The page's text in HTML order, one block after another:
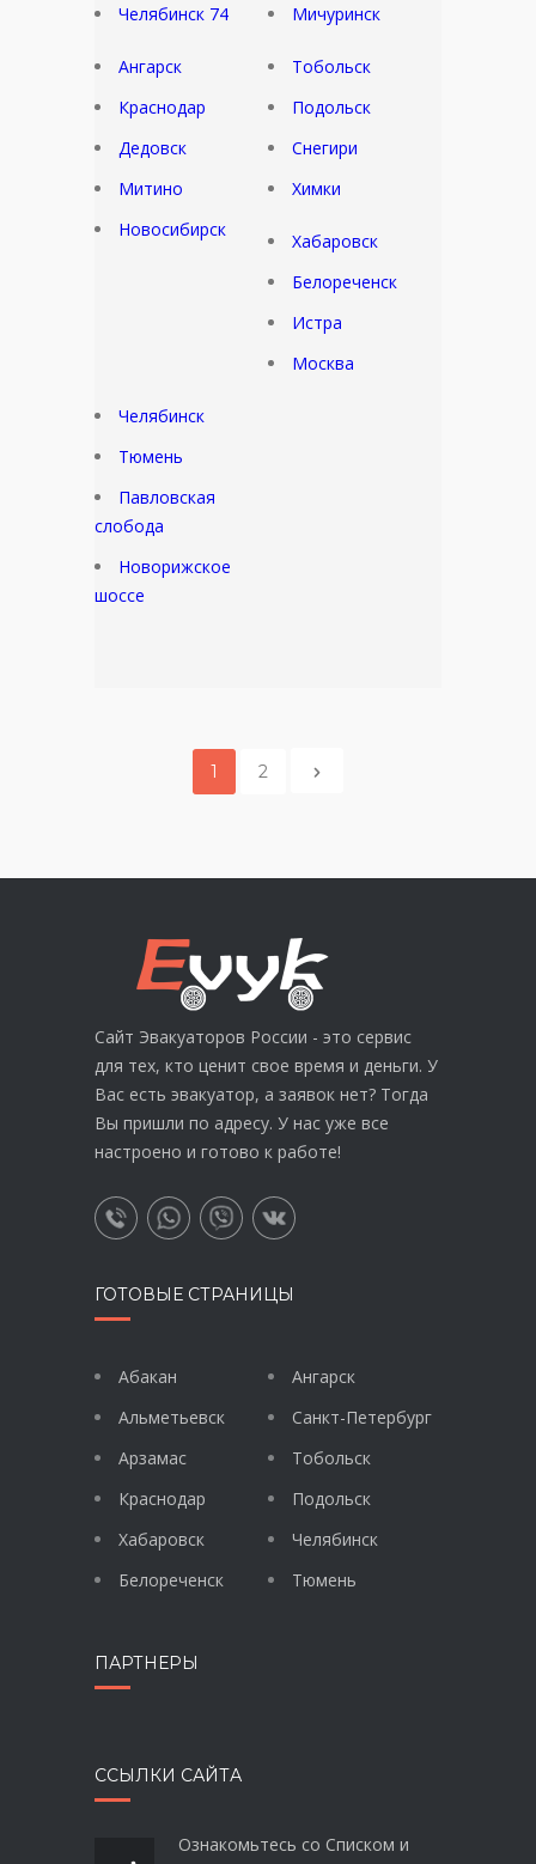
Челябинск 74
Мичуринск
Ангарск
Краснодар
Дедовск
Митино
Новосибирск
Тобольск
Подольск
Снегири
Химки
Хабаровск
Белореченск
Истра
Москва
Челябинск
Тюмень
Павловская
слобода
Новорижское
шоссе
1 2
Сайт Эвакуаторов России - это сервис
для тех, кто ценит свое время и деньги. У
Вас есть эвакуатор, а заявок нет? Тогда
Вы пришли по адресу. У нас уже все
настроено и готово к работе!
ГОТОВЫЕ СТРАНИЦЫ
Абакан
Альметьевск
Арзамас
Краснодар
Хабаровск
Белореченск
Ангарск
Санкт-Петербург
Тобольск
Подольск
Челябинск
Тюмень
ПАРТНЕРЫ
ССЫЛКИ САЙТА
Ознакомьтесь со Списком и